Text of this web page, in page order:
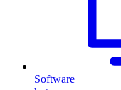
Software